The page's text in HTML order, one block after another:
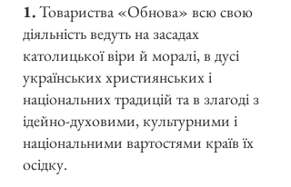
1.Товариства «Обнова» всю свою
діяльність ведуть на засадах
католицької віри й моралі, в дусі
українських християнських і
національних традицій та в злагоді з
ідейно-духовими, культурними і
національними вартостями країв їх
осідку.